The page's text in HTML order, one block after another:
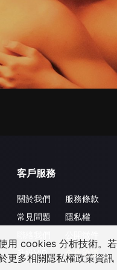
客戶服務
關於我們
常見問題
升級VIP
服務條款
隱私權
合作洽談
用 cookies 分析技術。
多相關隱私權政策資訊